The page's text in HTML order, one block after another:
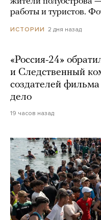
работы и туристов.
ИСТОРИИ 2 дня назад
«Россия-24»
и Следственный
создателей
дело
19 часов назад